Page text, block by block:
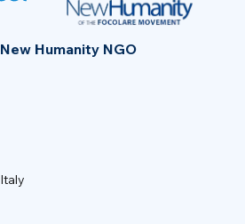
New Humanity NGO